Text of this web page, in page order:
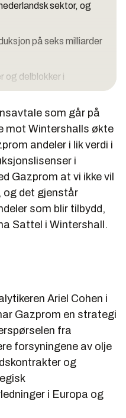
sektor, og
på seks milliarder
og delblokker i
Norge.
gass:
gass er allerede
øker
Ukraina, Slovakia,
for at den russiske
politisk innflytelse over
uten å måtte gå
2009 stengte Russland
som går på
mot Wintershalls økte
andeler i lik verdi i
i
Gazprom at vi ikke vil
og det gjenstår
som blir tilbydd,
Sattel i Wintershall.
Ariel Cohen i
Gazprom en strategi
fra
forsyningene av olje
og
i Europa og